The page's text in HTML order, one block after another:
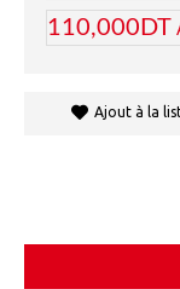
110,000DT
Ajout à la